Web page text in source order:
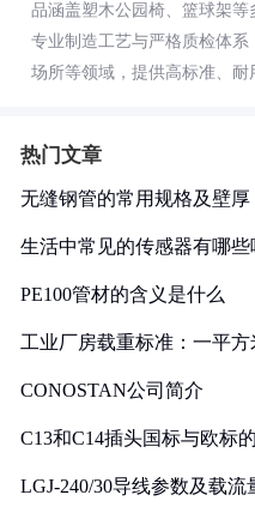
品涵盖塑木公园椅、篮球架
专业制造工艺与严格质检体
场所等领域，提供高标准、耐
热门文章
无缝钢管的常用规格及壁厚
生活中常见的传感器有哪些
PE100管材的含义是什么
工业厂房载重标准：一平
CONOSTAN公司简介
C13和C14插头国标与欧标
LGJ-240/30导线参数及载流